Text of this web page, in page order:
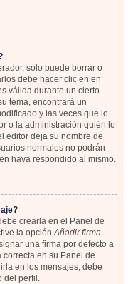
solo puede borrar o
debe hacer clic en en
válida durante un cierto
tema, encontrará un
y las veces que lo
o la administración quién lo
editor deja su nombre de
normales no podrán
haya respondido al mismo.
crearla en el Panel de
la opciónAñadir firma
una firma por defecto a
en su Panel de
en los mensajes, debe
del perfil.